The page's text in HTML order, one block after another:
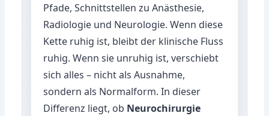
Pfade, Schnittstellen zu Anästhesie,
Radiologie und Neurologie. Wenn diese
Kette ruhig ist, bleibt der klinische Fluss
ruhig. Wenn sie unruhig ist, verschiebt
sich alles – nicht als Ausnahme,
sondern als Normalform. In dieser
Differenz liegt, ob Neurochirurgie